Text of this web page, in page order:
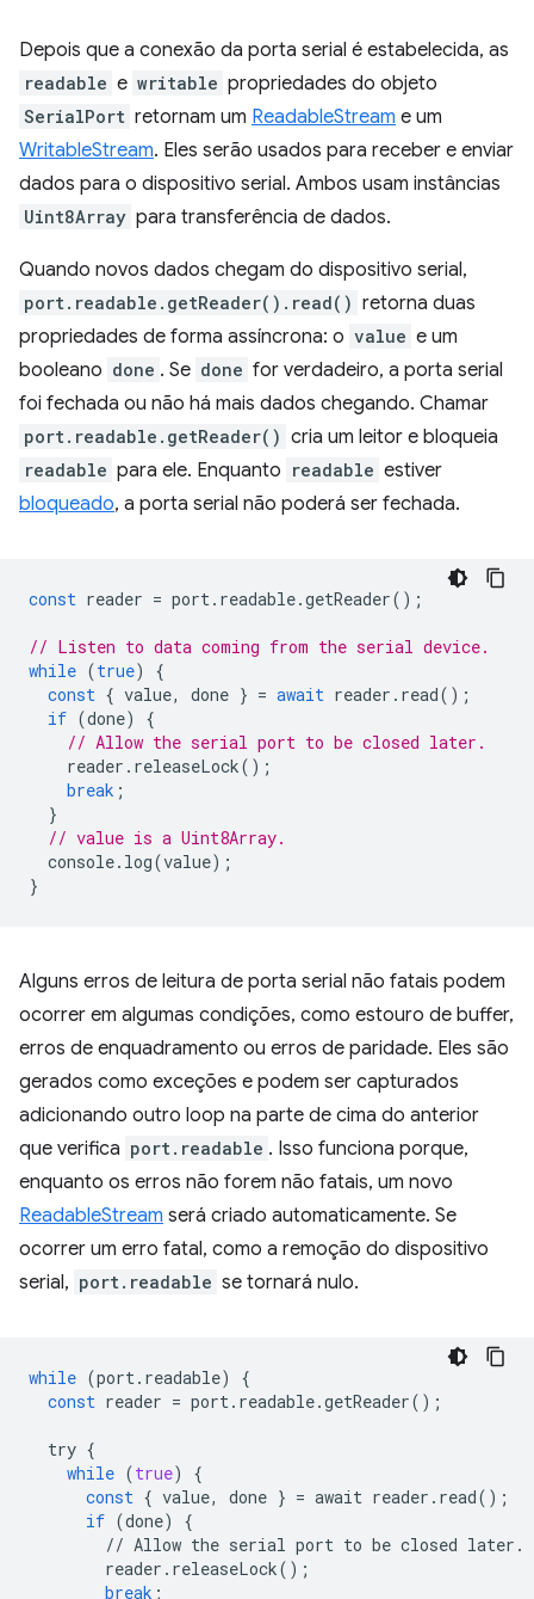
Depois que a conexão da porta serial é estabelecida, as
readable e writable propriedades do objeto
SerialPort retornam um ReadableStream e um
WritableStream. Eles serão usados para receber e enviar
dados para o dispositivo serial. Ambos usam instâncias
Uint8Array para transferência de dados.
Quando novos dados chegam do dispositivo serial,
port.readable.getReader().read() retorna duas
propriedades de forma assíncrona: o value e um
booleano done . Se done for verdadeiro, a porta serial
foi fechada ou não há mais dados chegando. Chamar
port.readable.getReader() cria um leitor e bloqueia
readable para ele. Enquanto readable estiver
bloqueado, a porta serial não poderá ser fechada.
const reader = port. readable.getReader();
// Listen to data coming from the serial device.
while (true)
{
const { value, done } = await reader . read();
if (done)
{
// Allow the serial port to be closed later.
reader . releaseLock();
break ;
}
// value is a Uint8Array.
console. log(value);
}
Alguns erros de leitura de porta serial não fatais podem
ocorrer em algumas condições, como estouro de buffer,
erros de enquadramento ou erros de paridade. Eles são
gerados como exceções e podem ser capturados
adicionando outro loop na parte de cima do anterior
que verifica port.readable . Isso funciona porque,
enquanto os erros não forem não fatais, um novo
ReadableStream será criado automaticamente. Se
ocorrer um erro fatal, como a remoção do dispositivo
serial, port.readable se tornará nulo.
while (port. readable)
{
const reader = port. readable.getReader();
try {
while (true)
{
const { value, done } = await reader . read();
if (done)
{
// Allow the serial port to be closed later .
reader . releaseLock();
break ;